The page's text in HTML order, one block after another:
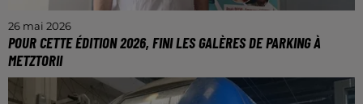
26 mai 2026
POUR CETTE ÉDITION 2026, FINI LES GALÈRES DE PARKING À
METZTORII
En tout cas c'est ce que nous promet les membres
de l'organisation de la convention. Souffrant depuis